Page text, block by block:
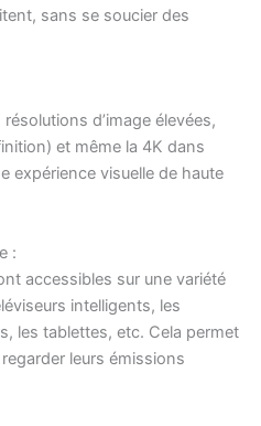
sans se soucier des
d’image élevées,
et même la 4K dans
expérience visuelle de haute
:
accessibles sur une variété
intelligents, les
les tablettes, etc. Cela permet
leurs émissions